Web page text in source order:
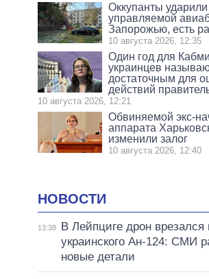
Оккупанты ударили
управляемой
Запорожью, есть
10 августа 2026, 12:35
Один год для
украинцев
достаточным для
действий
10 августа 2026, 12:21
Обвиняемой экс-
аппарата
изменили залог
10 августа 2026, 12:40
НОВОСТИ
13:38
В Лейпциге дрон врезался
украинского Ан-124: СМИ
новые детали